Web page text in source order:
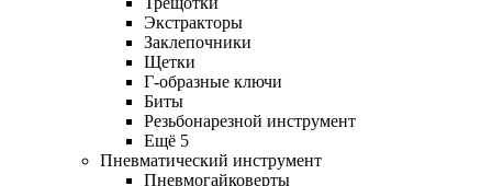
Экстракторы
Заклепочники
Щетки
Г-образные ключи
Биты
Резьбонарезной инструмент
Ещё 5
Пневматический инструмент
Пневмогайковерты